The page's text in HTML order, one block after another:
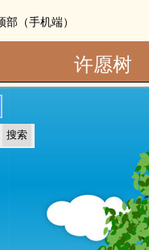
部（手机端）
许愿树